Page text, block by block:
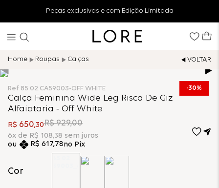
Peças exclusivas e com Edição Limitada
Roupas Calças
30%
Ref.85.02.CA59003-OFF WHITE
Calça Feminina Wide Leg Risca De Giz
Alfaiataria - Off White
R$ 650,30R$ 929,00
6x de R$ 108,38 sem juros
R$ 617,78no Pix
Cor